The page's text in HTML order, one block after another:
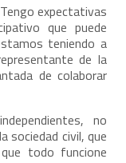
expectativas
que puede
teniendo a
de la
de colaborar
no
sociedad civil, que
todo funcione